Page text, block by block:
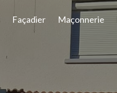
Façadier Maçonnerie